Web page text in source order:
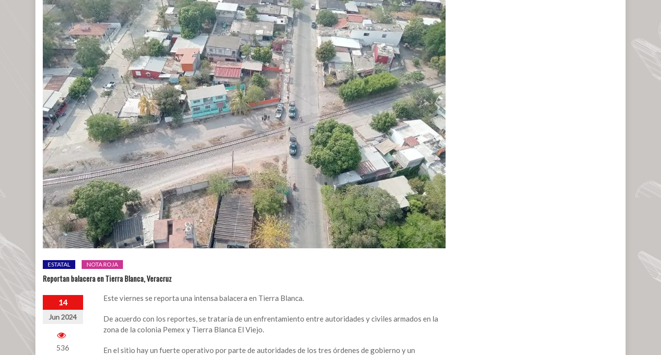
ESTATAL NOTA ROJA
Reportan balacera en Tierra Blanca, Veracruz
14
Jun 2024
536
Este viernes se reporta una intensa balacera en Tierra Blanca.
De acuerdo con los reportes, se trataría de un enfrentamiento entre autoridades y civiles armados en la
zona de la colonia Pemex y Tierra Blanca El Viejo.
En el sitio hay un fuerte operativo por parte de autoridades de los tres órdenes de gobierno y un